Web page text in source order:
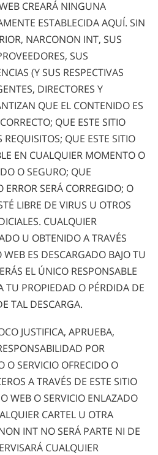
CREARÁ NINGUNA
ESTABLECIDA AQUÍ. SIN
NARCONON INT, SUS
SUS
(Y SUS RESPECTIVAS
DIRECTORES Y
QUE EL CONTENIDO ES
QUE ESTE SITIO
QUE ESTE SITIO
EN CUALQUIER MOMENTO O
O SEGURO; QUE
ERROR SERÁ CORREGIDO; O
LIBRE DE VIRUS U OTROS
CUALQUIER
U OBTENIDO A TRAVÉS
ES DESCARGADO BAJO TU
EL ÚNICO RESPONSABLE
TU PROPIEDAD O PÉRDIDA DE
TAL DESCARGA.
JUSTIFICA, APRUEBA,
POR
O SERVICIO OFRECIDO O
A TRAVÉS DE ESTE SITIO
WEB O SERVICIO ENLAZADO
CARTEL U OTRA
INT NO SERÁ PARTE NI DE
CUALQUIER